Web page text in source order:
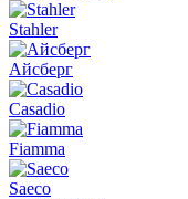
Stahler
Айсберг
Casadio
Fiamma
Saeco